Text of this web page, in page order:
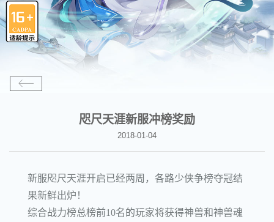
咫尺天涯新服冲榜奖励
2018-01-04
新服咫尺天涯开启已经两周，各路少侠争榜夺冠结
果新鲜出炉！
综合战力榜总榜前10名的玩家将获得神兽和神兽魂